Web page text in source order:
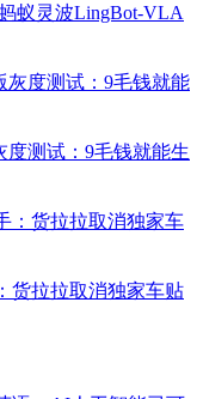
蚁灵波LingBot-VLA
度测试：9毛钱就能生
货拉拉取消独家车贴